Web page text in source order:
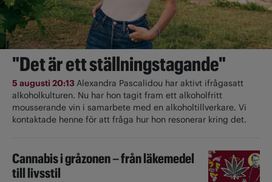
"Det är ett ställningstagande"
5 augusti 20:13Alexandra Pascalidou har aktivt ifrågasatt
alkoholkulturen. Nu har hon tagit fram ett alkoholfritt
mousserande vin i samarbete med en alkoholtillverkare. Vi
kontaktade henne för att fråga hur hon resonerar kring det.
Cannabis i gråzonen – från läkemedel
till livsstil